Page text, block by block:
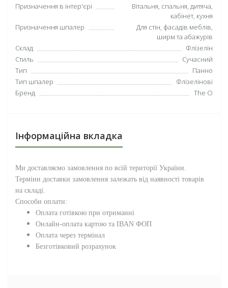
Призначення в інтер'єрі
Вітальня, спальня, дитяча,
кабінет, кухня
Призначення шпалер
Для стін, фасадів меблів,
ширм та абажурів
Склад
Флізелін
Стиль
Сучасний
Тип
Панно
Тип шпалер
Флізелінові
Бренд
The O
Інформаційна вкладка
Ми доставляємо замовлення по всій території України.
Терміни доставки замовлення залежать від наявності товарів
на складі.
Способи оплати:
Оплата готівкою при отриманні
Онлайн-оплата картою та IBAN ФОП
Оплата через термінал
Безготівковий розрахунок